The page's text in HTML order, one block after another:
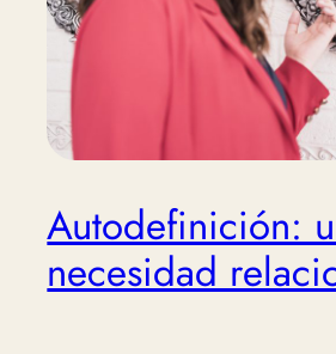
Autodefinición:
necesidad